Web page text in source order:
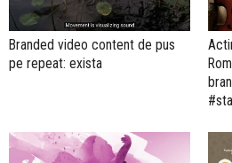
Branded video content de pus
pe repeat: exista